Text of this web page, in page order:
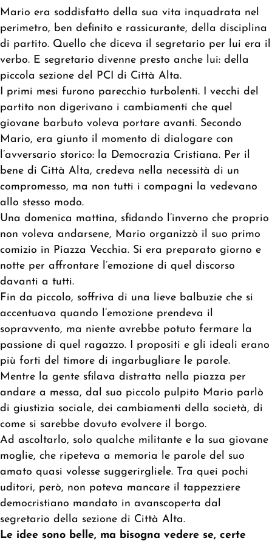
Mario era soddisfatto della sua vita inquadrata nel
perimetro, ben definito e rassicurante, della disciplina
di partito. Quello che diceva il segretario per lui era il
verbo. E segretario divenne presto anche lui: della
piccola sezione del PCI di Città Alta.
I primi mesi furono parecchio turbolenti. I vecchi del
partito non digerivano i cambiamenti che quel
giovane barbuto voleva portare avanti. Secondo
Mario, era giunto il momento di dialogare con
l’avversario storico: la Democrazia Cristiana. Per il
bene di Città Alta, credeva nella necessità di un
compromesso, ma non tutti i compagni la vedevano
allo stesso modo.
Una domenica mattina, sfidando l’inverno che proprio
non voleva andarsene, Mario organizzò il suo primo
comizio in Piazza Vecchia. Si era preparato giorno e
notte per affrontare l’emozione di quel discorso
davanti a tutti.
Fin da piccolo, soffriva di una lieve balbuzie che si
accentuava quando l’emozione prendeva il
sopravvento, ma niente avrebbe potuto fermare la
passione di quel ragazzo. I propositi e gli ideali erano
più forti del timore di ingarbugliare le parole.
Mentre la gente sfilava distratta nella piazza per
andare a messa, dal suo piccolo pulpito Mario parlò
di giustizia sociale, dei cambiamenti della società, di
come si sarebbe dovuto evolvere il borgo.
Ad ascoltarlo, solo qualche militante e la sua giovane
moglie, che ripeteva a memoria le parole del suo
amato quasi volesse suggerirgliele. Tra quei pochi
uditori, però, non poteva mancare il tappezziere
democristiano mandato in avanscoperta dal
segretario della sezione di Città Alta.
Le idee sono belle, ma bisogna vedere se, certe